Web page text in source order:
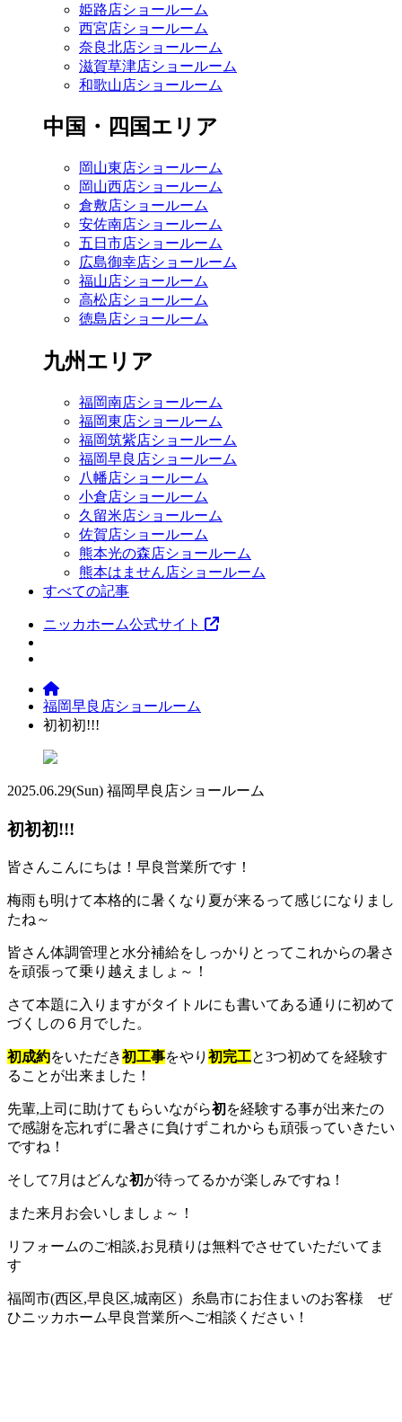
姫路店ショールーム
西宮店ショールーム
奈良北店ショールーム
滋賀草津店ショールーム
和歌山店ショールーム
中国・四国エリア
岡山東店ショールーム
岡山西店ショールーム
倉敷店ショールーム
安佐南店ショールーム
五日市店ショールーム
広島御幸店ショールーム
福山店ショールーム
高松店ショールーム
徳島店ショールーム
九州エリア
福岡南店ショールーム
福岡東店ショールーム
福岡筑紫店ショールーム
福岡早良店ショールーム
八幡店ショールーム
小倉店ショールーム
久留米店ショールーム
佐賀店ショールーム
熊本光の森店ショールーム
熊本はません店ショールーム
すべての記事
ニッカホーム公式サイト
福岡早良店ショールーム
初初初!!!
2025.06.29(Sun) 福岡早良店ショールーム
初初初!!!
皆さんこんにちは！早良営業所です！
梅雨も明けて本格的に暑くなり夏が来るって感じになりまし
たね～
皆さん体調管理と水分補給をしっかりとってこれからの暑さ
を頑張って乗り越えましょ～！
さて本題に入りますがタイトルにも書いてある通りに初めて
づくしの６月でした。
初成約をいただき初工事をやり 初完工と3つ初めてを経験す
ることが出来ました！
先輩,上司に助けてもらいながら初 を経験する事が出来たの
で感謝を忘れずに暑さに負けずこれからも頑張っていきたい
ですね！
そして7月はどんな初が待ってるかが楽しみですね！
また来月お会いしましょ～！
リフォームのご相談,お見積りは無料でさせていただいてま
す
福岡市(西区,早良区,城南区）糸島市にお住まいのお客様 ぜ
ひニッカホーム早良営業所へご相談ください！